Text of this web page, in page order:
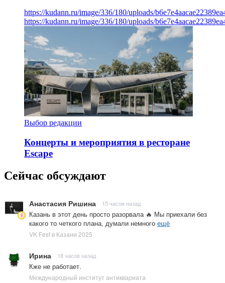
https://kudann.ru/image/336/180/uploads/
https://kudann.ru/image/336/180/uploads/
Выбор редакции
Концерты и мероприятия в ресторане
Escape
Сейчас обсуждают
Анастасия Ришина 15 часов назад
Казань в этот день просто разорвала 🔥 Мы приехали без
какого то четкого плана, думали немного ещё
VK Fest в Казани 2025
Ирина 18 часов назад
Кже не работает.
Международный институт антиквариата